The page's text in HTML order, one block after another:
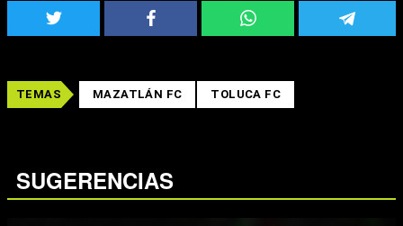
TEMAS MAZATLÁN FC TOLUCA FC
SUGERENCIAS